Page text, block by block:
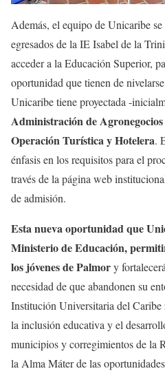
Además, el equipo de Unicaribe
egresados de la IE Isabel de la
acceder a la Educación Superior,
oportunidad que tienen de
Unicaribe tiene proyectada -
Administración de
Operación Turística y Hotelera.
énfasis en los requisitos para el
través de la página web
de admisión.
Esta nueva oportunidad que
Ministerio de Educación,
los jóvenes de Palmory
necesidad de que abandonen su
Institución Universitaria del
la inclusión educativa y el
municipios y corregimientos de la
la Alma Máter de las